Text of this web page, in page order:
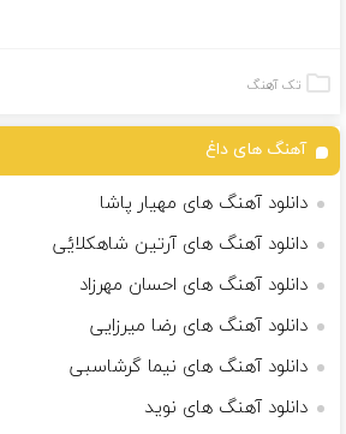
تک آهنگ
آهنگ های داغ
دانلود آهنگ های مهیار پاشا
دانلود آهنگ های آرتین شاهکلایٔی
دانلود آهنگ های احسان مهرزاد
دانلود آهنگ های رضا میرزایی
دانلود آهنگ های نیما گرشاسبی
دانلود آهنگ های نوید